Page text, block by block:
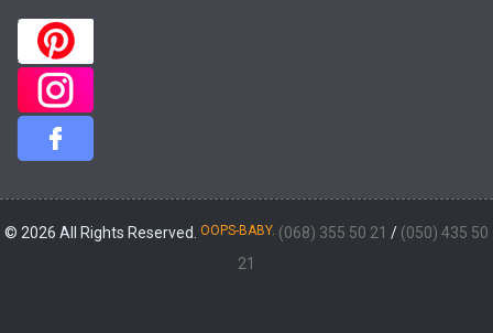
© 2026 All Rights Reserved. OOPS-BABY. (068) 355 50 21 / (050) 435 50
21